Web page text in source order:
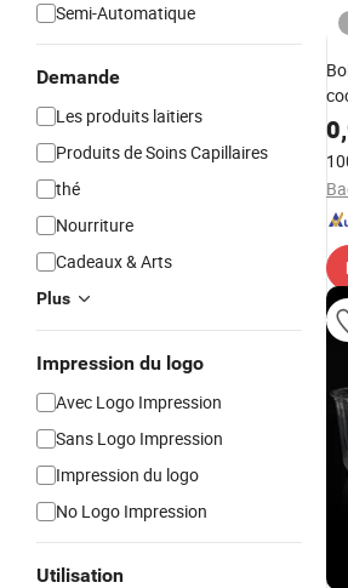
Semi-Automatique
Demande
Les produits laitiers
Produits de Soins Capillaires
thé
Nourriture
Cadeaux & Arts
Plus
Impression du logo
Avec Logo Impression
Sans Logo Impression
Impression du logo
No Logo Impression
Utilisation